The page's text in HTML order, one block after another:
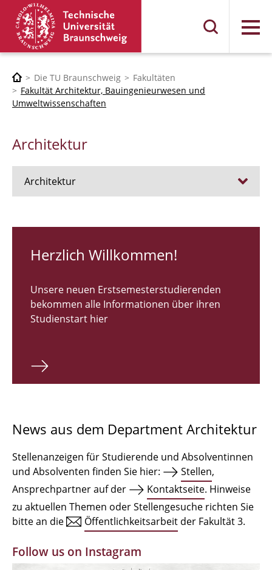
Menü
Die TU Braunschweig
Fakultäten
Fakultät Architektur, Bauingenieurwesen und
Umweltwissenschaften
Architektur
Architektur
RUNDGANG 26
Bachelor Architektur
Master Architektur
Qualifikationsprofil
Institute
Einrichtungen
Zeichensäle
MBW | Modellbauwerkstatt
Herzlich Willkommen!
Unsere neuen Erstsemesterstudierenden
bekommen alle Informationen über ihren
Studienstart hier
News aus dem Department Architektur
Stellenanzeigen für Studierende und Absolventinnen
und Absolventen finden Sie hier:
Stellen,
Ansprechpartner auf der
Kontaktseite. Hinweise
zu aktuellen Themen oder Stellengesuche richten Sie
bitte an die
Öffentlichkeitsarbeit der Fakultät 3.
Follow us on Instagram